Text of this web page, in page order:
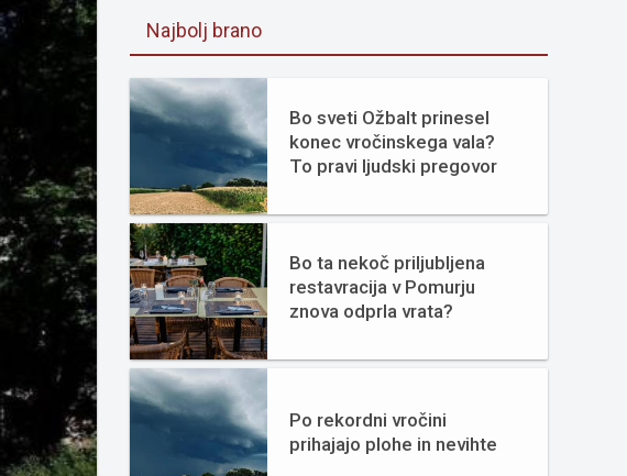
Najbolj brano
Bo sveti Ožbalt prinesel
konec vročinskega vala?
To pravi ljudski pregovor
Bo ta nekoč priljubljena
restavracija v Pomurju
znova odprla vrata?
Po rekordni vročini
prihajajo plohe in nevihte